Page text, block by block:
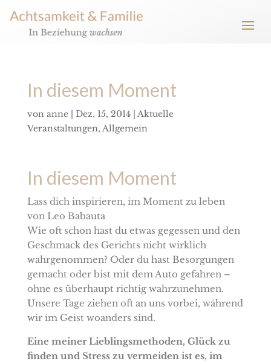
In diesem Moment
von anne| Dez. 15, 2014| Aktuelle
Veranstaltungen, Allgemein
In diesem Moment
Lass dich inspirieren, im Moment zu leben
von Leo Babauta
Wie oft schon hast du etwas gegessen und den
Geschmack des Gerichts nicht wirklich
wahrgenommen? Oder du hast Besorgungen
gemacht oder bist mit dem Auto gefahren –
ohne es überhaupt richtig wahrzunehmen.
Unsere Tage ziehen oft an uns vorbei, während
wir im Geist woanders sind.
Eine meiner Lieblingsmethoden, Glück zu
finden und Stress zu vermeiden ist es, im